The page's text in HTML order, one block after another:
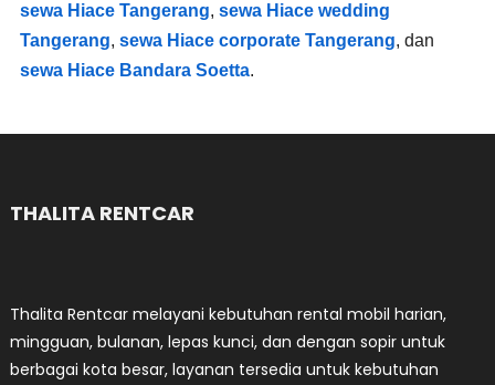
sewa Hiace Tangerang,sewa Hiace wedding
Tangerang,sewa Hiace corporate Tangerang, dan
sewa Hiace Bandara Soetta.
THALITA RENTCAR
Thalita Rentcar melayani kebutuhan rental mobil harian,
mingguan, bulanan, lepas kunci, dan dengan sopir untuk
berbagai kota besar, layanan tersedia untuk kebutuhan